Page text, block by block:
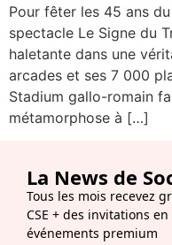
Pour fêter les 45 ans
spectacle Le Signe du
haletante dans une
arcades et ses 7 000
Stadium gallo-romain
métamorphose à […]
La News de
Tous les mois recevez
CSE + des invitations
événements premium